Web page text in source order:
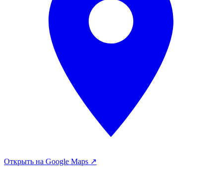
Открыть на Google Maps ↗